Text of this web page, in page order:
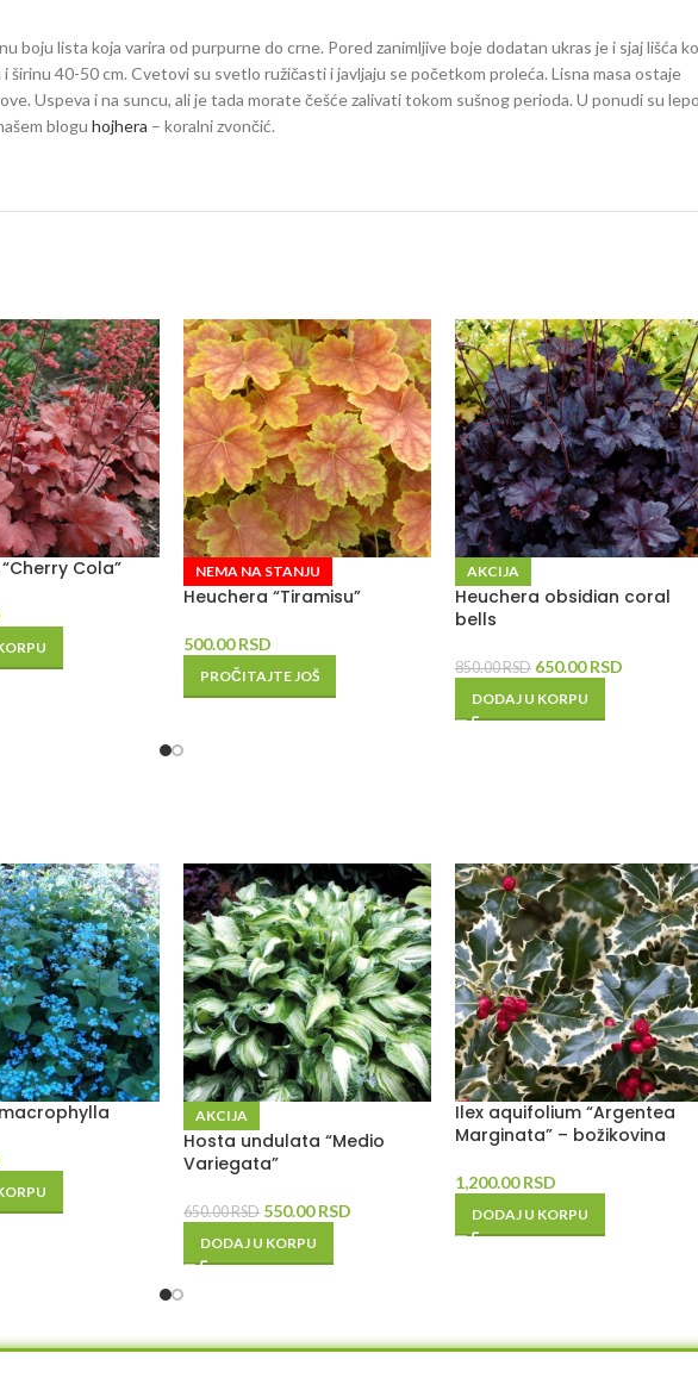
boju lista koja varira od purpurne do crne. Pored zanimljive boje dodatan ukras je i sjaj lišća
širinu 40-50 cm. Cvetovi su svetlo ružičasti i javljaju se početkom proleća. Lisna masa ostaje
Uspeva i na suncu, ali je tada morate češće zalivati tokom sušnog perioda. U ponudi su
blogu hojhera – koralni zvončić.
Cola” NEMA NA STANJU
Heuchera “Tiramisu”
500.00RSD
PROČITAJTE JOŠ
AKCIJA
Heuchera obsidian coral
bells
850.00RSD 650.00RSD
DODAJ U KORPU
AKCIJA
Hosta undulata “Medio
Variegata”
650.00RSD 550.00RSD
DODAJ U KORPU
Ilex aquifolium “Argentea
Marginata” – božikovina
1,200.00RSD
DODAJ U KORPU